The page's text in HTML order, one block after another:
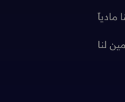
مادياً
لنا